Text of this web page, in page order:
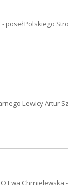
poseł Polskiego
Lewicy Artur
Ewa Chmielewska -